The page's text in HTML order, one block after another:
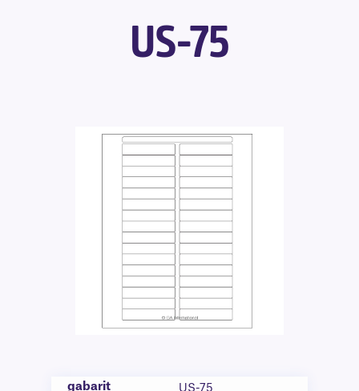
US-75
gabarit US-75